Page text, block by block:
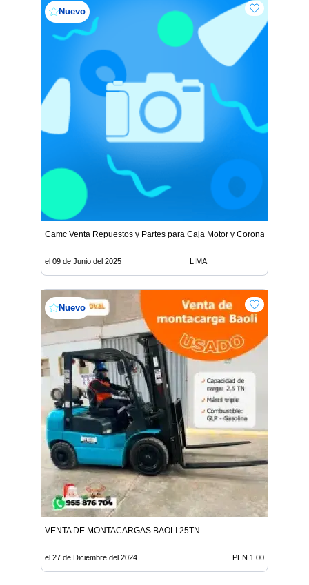
Nuevo
Camc Venta Repuestos y Partes para Caja Motor y Corona
el 09 de Junio del 2025 LIMA
Nuevo
VENTA DE MONTACARGAS BAOLI 25TN
el 27 de Diciembre del 2024 PEN 1.00